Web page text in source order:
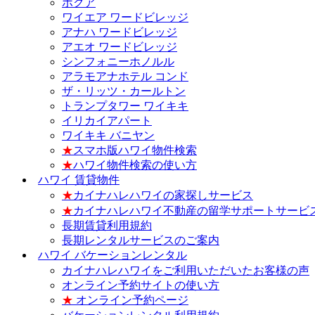
ホクア
ワイエア ワードビレッジ
アナハ ワードビレッジ
アエオ ワードビレッジ
シンフォニーホノルル
アラモアナホテル コンド
ザ・リッツ・カールトン
トランプタワー ワイキキ
イリカイアパート
ワイキキ バニヤン
★スマホ版ハワイ物件検索
★ハワイ物件検索の使い方
ハワイ 賃貸物件
★カイナハレハワイの家探しサービス
★カイナハレハワイ不動産の留学サポートサービ
長期賃貸利用規約
長期レンタルサービスのご案内
ハワイ バケーションレンタル
カイナハレハワイをご利用いただいたお客様の声
オンライン予約サイトの使い方
★ オンライン予約ページ